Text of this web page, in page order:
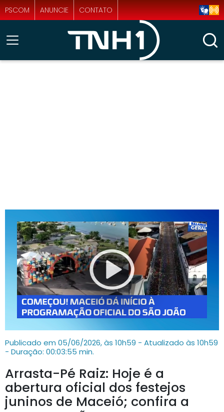
PSCOM ANUNCIE CONTATO
Publicado em 05/06/2026, às 10h59 - Atualizado às 10h59
- Duração: 00:03:55 min.
Arrasta-Pé Raiz: Hoje é a
abertura oficial dos festejos
juninos de Maceió; confira a